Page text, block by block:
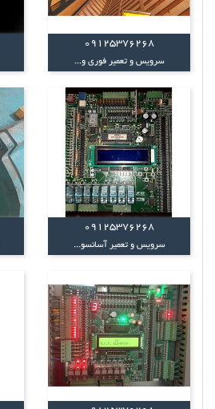
09125376268
سرویس و تعمیر فوری و...
09125376268
سرویس و تعمیر آسانسو...